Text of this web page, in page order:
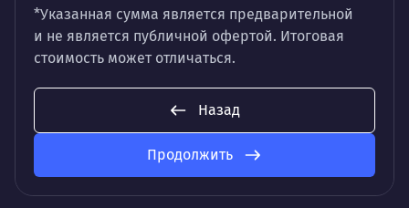
*Указанная сумма является предварительной
и не является публичной офертой. Итоговая
стоимость может отличаться.
Назад
Продолжить